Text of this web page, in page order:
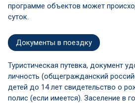
программе объектов может
суток.
Документы в поездку
Туристическая путевка, документ
личность (общегражданский
детей до 14 лет свидетельство о
полис (если имеется). Заселение в